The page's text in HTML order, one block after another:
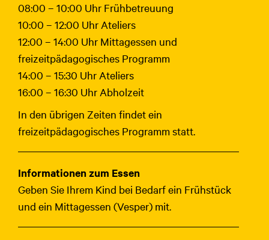
08:00 – 10:00 Uhr Frühbetreuung
10:00 – 12:00 Uhr Ateliers
12:00 – 14:00 Uhr Mittagessen und
freizeitpädagogisches Programm
14:00 – 15:30 Uhr Ateliers
16:00 – 16:30 Uhr Abholzeit
In den übrigen Zeiten findet ein
freizeitpädagogisches Programm statt.
Informationen zum Essen
Geben Sie Ihrem Kind bei Bedarf ein Frühstück
und ein Mittagessen (Vesper) mit.